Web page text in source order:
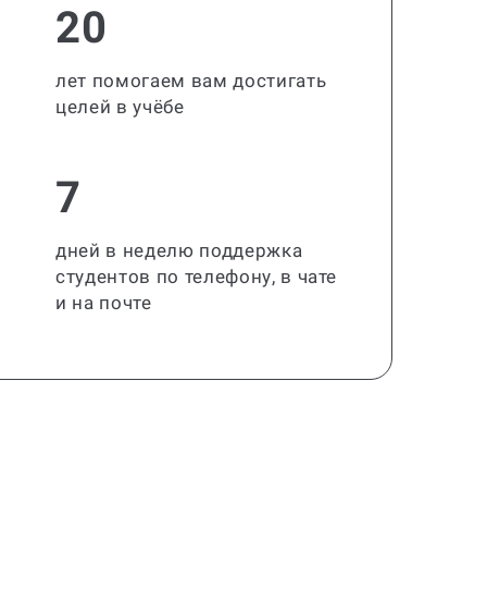
20
лет помогаем вам достигать
целей в учёбе
7
дней в неделю поддержка
студентов по телефону, в чате
и на почте